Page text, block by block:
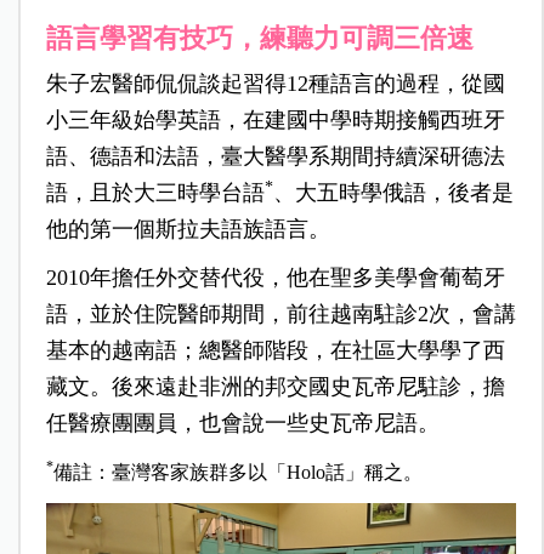
語言學習有技巧，練聽力可調三倍速
朱子宏醫師侃侃談起習得12種語言的過程，從國
小三年級始學英語，在建國中學時期接觸西班牙
語、德語和法語，臺大醫學系期間持續深研德法
語，且於大三時學台語*、大五時學俄語，後者是
他的第一個斯拉夫語族語言。
2010年擔任外交替代役，他在聖多美學會葡萄牙
語，並於住院醫師期間，前往越南駐診2次，會講
基本的越南語；總醫師階段，在社區大學學了西
藏文。後來遠赴非洲的邦交國史瓦帝尼駐診，擔
任醫療團團員，也會說一些史瓦帝尼語。
*備註：臺灣客家族群多以「Holo話」稱之。